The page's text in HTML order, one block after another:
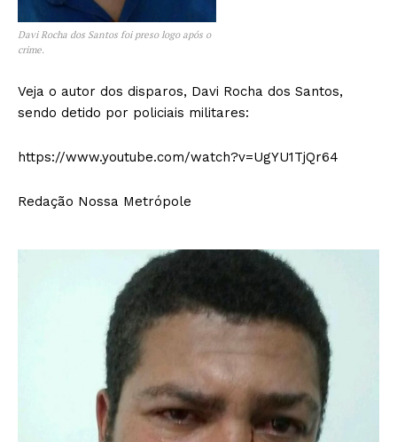
Davi Rocha dos Santos foi preso logo após o
crime.
Veja o autor dos disparos, Davi Rocha dos Santos,
sendo detido por policiais militares:
https://www.youtube.com/watch?v=UgYU1TjQr64
Redação Nossa Metrópole